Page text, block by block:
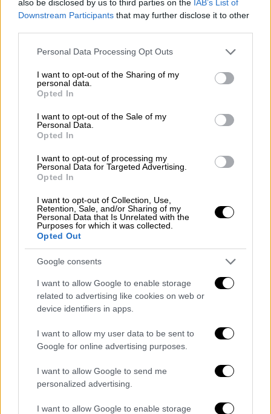
also be disclosed by us to third parties on the IAB’s List of
Downstream Participants that may further disclose it to other
Please note that this website/app uses one or more Google
not limited to your visit or usage behaviour. You may click to
grant or deny consent to Google and its third-party tags to
use your data for below specified purposes in below Google
consent section.
Personal Data Processing Opt Outs
I want to opt-out of the Sharing of my
personal data.
Opted In
I want to opt-out of the Sale of my
Personal Data.
Opted In
I want to opt-out of processing my
Personal Data for Targeted Advertising.
Opted In
I want to opt-out of Collection, Use,
Retention, Sale, and/or Sharing of my
Personal Data that Is Unrelated with the
Purposes for which it was collected.
Opted Out
Google consents
I want to allow Google to enable storage
related to advertising like cookies on web or
device identifiers in apps.
I want to allow my user data to be sent to
Google for online advertising purposes.
I want to allow Google to send me
personalized advertising.
I want to allow Google to enable storage
Food & Drink| 15.12.2022 19:06
Ο πιο έξυπνος τρόπος για να κάνεις
υγιεινά τα pop corn και δεν τον ήξερες
μέχρι σήμερα
Το pop corn είναι πιθανότατα το αγαπημένο
σου σνακ